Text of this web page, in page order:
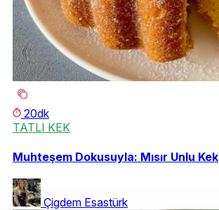
20dk
TATLI KEK
Muhteşem Dokusuyla: Mısır Unlu Kek
Çigdem Esastürk